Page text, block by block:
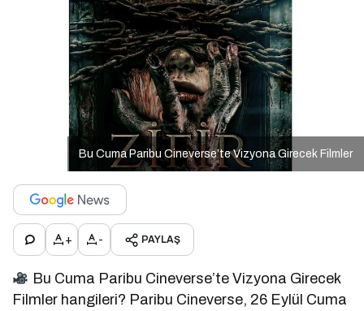
Bu Cuma Paribu Cineverse’te Vizyona Girecek Filmler
+ - PAYLAŞ
Bu Cuma Paribu Cineverse’te Vizyona Girecek
Filmler hangileri? Paribu Cineverse, 26 Eylül Cuma